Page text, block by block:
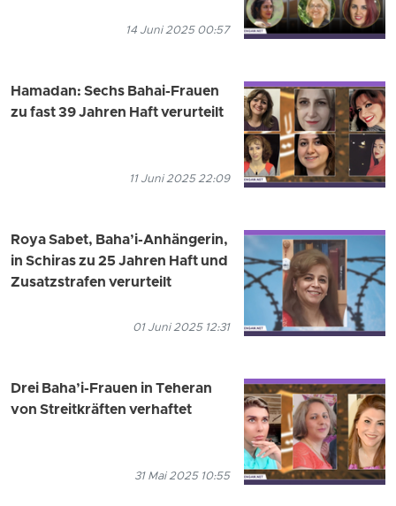
14 Juni 2025 00:57
Hamadan: Sechs Bahai-Frauen
zu fast 39 Jahren Haft verurteilt
11 Juni 2025 22:09
Roya Sabet, Baha’i-Anhängerin,
in Schiras zu 25 Jahren Haft und
Zusatzstrafen verurteilt
01 Juni 2025 12:31
Drei Baha’i-Frauen in Teheran
von Streitkräften verhaftet
31 Mai 2025 10:55